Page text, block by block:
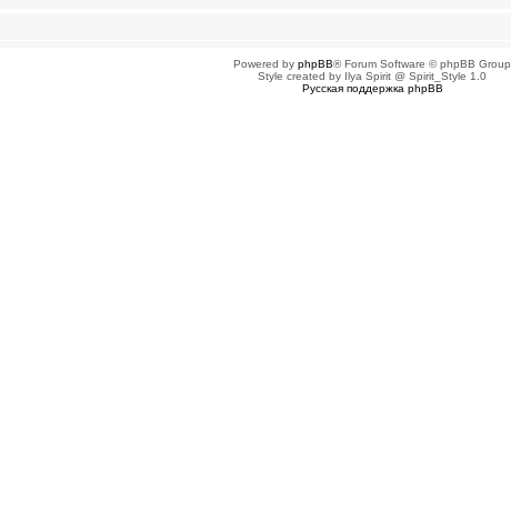
Powered by phpBB® Forum Software © phpBB Group
Style created by Ilya Spirit @ Spirit_Style 1.0
Русская поддержка phpBB